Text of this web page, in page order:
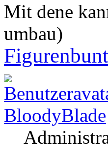
Mit dene
umbau)
BloodyBlade